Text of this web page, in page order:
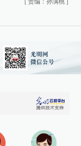
责编：孙满桃